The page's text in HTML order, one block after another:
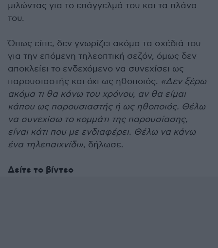
μιλώντας για το επάγγελμά του και τα πλάνα
του.
Όπως είπε, δεν γνωρίζει ακόμα τα σχέδιά του
για την επόμενη τηλεοπτική σεζόν, όμως δεν
αποκλείει το ενδεχόμενο να συνεχίσει ως
παρουσιαστής και όχι ως ηθοποιός. «Δεν ξέρω
ακόμα τι θα κάνω του χρόνου, αν θα είμαι
κάπου ως παρουσιαστής ή ως ηθοποιός. Θέλω
να συνεχίσω το κομμάτι της παρουσίασης,
είναι κάτι που με ενδιαφέρει. Θέλω να κάνω
ένα τηλεπαιχνίδι», δήλωσε.
Δείτε το βίντεο